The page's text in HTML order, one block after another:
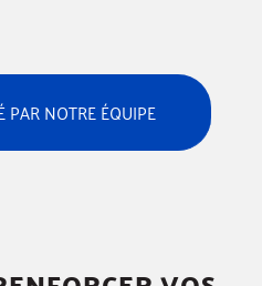
PAR NOTRE ÉQUIPE